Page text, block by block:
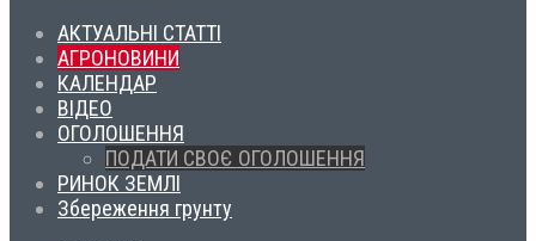
АКТУАЛЬНІ СТАТТІ
АГРОНОВИНИ
КАЛЕНДАР
ВІДЕО
ОГОЛОШЕННЯ
ПОДАТИ СВОЄ ОГОЛОШЕННЯ
РИНОК ЗЕМЛІ
Збереження грунту